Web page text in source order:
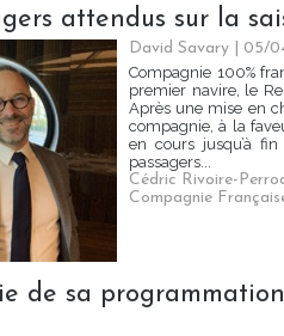
attendus sur la
David Savary | 05/
Compagnie 100%
premier navire, le
Après une mise en
compagnie, à la
en cours jusqu’à
passagers...
Cédric Rivoire-
Compagnie
de sa